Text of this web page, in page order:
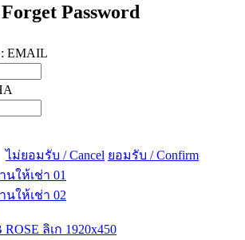
Forget Password
EMAIL
ไม่ยอมรับ / Cancel ยอมรับ / Confirm